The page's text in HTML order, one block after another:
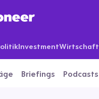
InvestmentWirtschaft
Briefings Podcasts